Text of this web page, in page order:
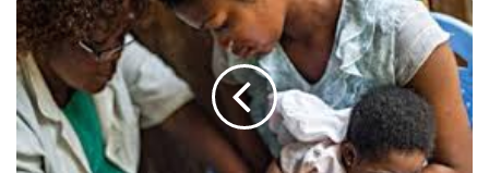
Santé
:
un
vaccin
contre
le
paludisme
?